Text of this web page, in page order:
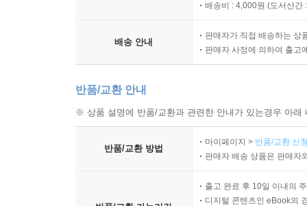
배송비 : 4,000원 (도서산간
배송 안내
판매자가 직접 배송하는 상
판매자 사정에 의하여 출고
반품/교환 안내
※ 상품 설명에 반품/교환과 관련한 안내가 있는경우 아
반품/교환 방법
마이페이지 > 반품/교환 신
판매자 배송 상품은 판매자
출고 완료 후 10일 이내의
디지털 콘텐츠인 eBook의